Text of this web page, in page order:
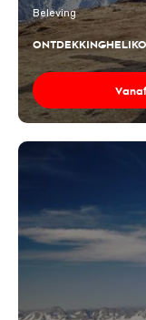
Beleving
ONTDEKKING
Vanaf